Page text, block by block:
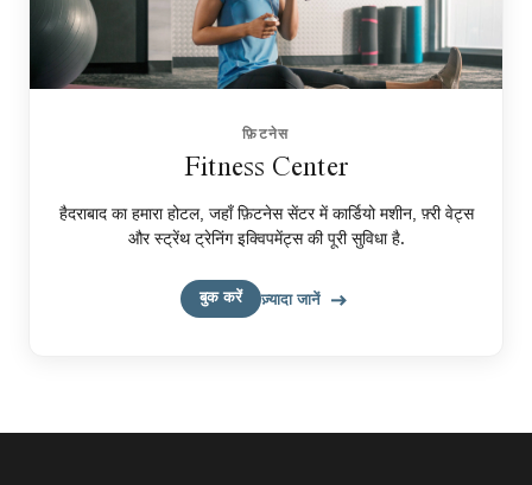
फ़िटनेस
Fitness Center
हैदराबाद का हमारा होटल, जहाँ फ़िटनेस सेंटर में कार्डियो मशीन, फ़्री वेट्स
और स्ट्रेंथ ट्रेनिंग इक्विपमेंट्स की पूरी सुविधा है.
बुक करें ज़्यादा जानें